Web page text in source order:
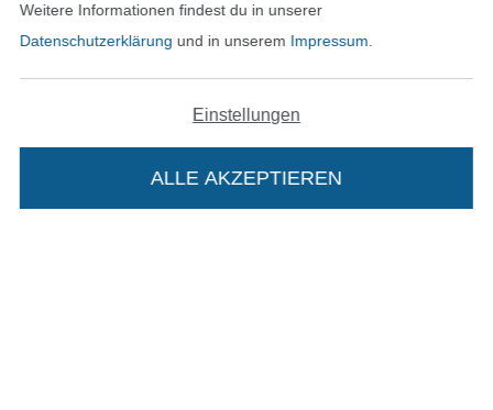
Deutsch
Nederlands
In den niederländischen
Français
(France)
In den
Weitere Informationen findest du in unserer
Datenschutzerklärung und in unserem Impressum
Einstellungen
ALLE AKZEPTIEREN